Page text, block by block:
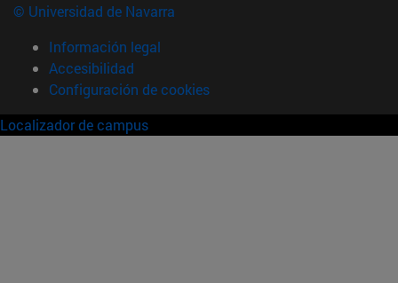
© Universidad de Navarra
Información legal
Accesibilidad
Configuración de cookies
Localizador de campus